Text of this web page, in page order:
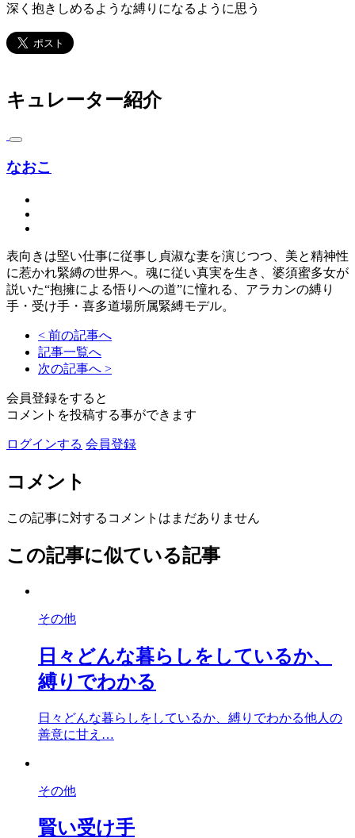
深く抱きしめるような縛りになるように思う
キュレーター紹介
なおこ
表向きは堅い仕事に従事し貞淑な妻を演じつつ、美と精神性
に惹かれ緊縛の世界へ。魂に従い真実を生き、婆須蜜多女が
説いた“抱擁による悟りへの道”に憧れる、アラカンの縛り
手・受け手・喜多道場所属緊縛モデル。
< 前の記事へ
記事一覧へ
次の記事へ >
会員登録をすると
コメントを投稿する事ができます
ログインする 会員登録
コメント
この記事に対するコメントはまだありません
この記事に似ている記事
その他
日々どんな暮らしをしているか、
縛りでわかる
日々どんな暮らしをしているか、縛りでわかる他人の
善意に甘え…
その他
賢い受け手